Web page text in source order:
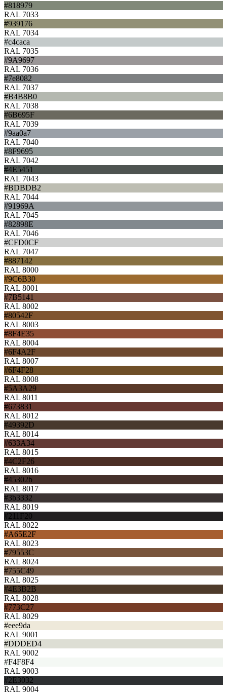
#818979
RAL 7033
#939176
RAL 7034
#c4caca
RAL 7035
#9A9697
RAL 7036
#7e8082
RAL 7037
#B4B8B0
RAL 7038
#6B695F
RAL 7039
#9aa0a7
RAL 7040
#8F9695
RAL 7042
#4E5451
RAL 7043
#BDBDB2
RAL 7044
#91969A
RAL 7045
#82898E
RAL 7046
#CFD0CF
RAL 7047
#887142
RAL 8000
#9C6B30
RAL 8001
#7B5141
RAL 8002
#80542F
RAL 8003
#8F4E35
RAL 8004
#6F4A2F
RAL 8007
#6F4F28
RAL 8008
#5A3A29
RAL 8011
#673831
RAL 8012
#49392D
RAL 8014
#633A34
RAL 8015
#4C2F26
RAL 8016
#45302b
RAL 8017
#3b3332
RAL 8019
#211F20
RAL 8022
#A65E2F
RAL 8023
#79553C
RAL 8024
#755C49
RAL 8025
#4E3B2B
RAL 8028
#773C27
RAL 8029
#eee9da
RAL 9001
#DDDED4
RAL 9002
#F4F8F4
RAL 9003
#2E3032
RAL 9004